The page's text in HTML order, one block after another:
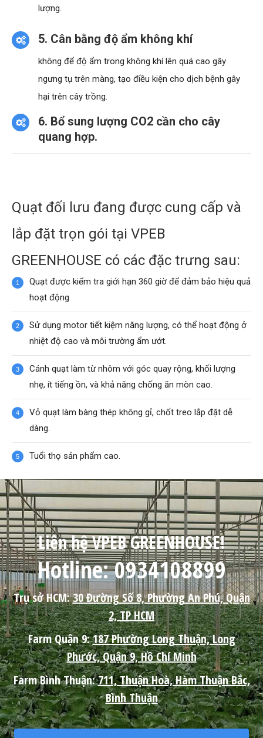
lượng.
5. Cân bằng độ ẩm không khí
không để độ ẩm trong không khí lên quá cao gây
ngưng tụ trên màng, tạo điều kiện cho dịch bệnh gây
hại trên cây trồng.
6. Bổ sung lượng CO2 cần cho cây
quang hợp.
Quạt đối lưu đang được cung cấp và
lắp đặt trọn gói tại VPEB
GREENHOUSE có các đặc trưng sau:
Quạt được kiểm tra giới hạn 360 giờ để đảm bảo hiệu quả
hoạt động
Sử dụng motor tiết kiệm năng lượng, có thể hoạt động ở
nhiệt độ cao và môi trường ẩm ướt.
Cánh quạt làm từ nhôm với góc quay rộng, khối lượng
nhẹ, ít tiếng ồn, và khả năng chống ăn mòn cao.
Vỏ quạt làm bàng thép không gỉ, chốt treo lắp đặt dễ
dàng.
Tuổi thọ sản phẩm cao.
Liên hệ VPEB GREENHOUSE!
Hotline: 0934108899
Trụ sở HCM:30 Đường Số 8, Phường An Phú, Quận
2, TP HCM
Farm Quận 9:187 Phường Long Thuận, Long
Phước, Quận 9, Hồ Chí Minh
Farm Bình Thuận:711, Thuận Hoà, Hàm Thuận Bắc,
Bình Thuận